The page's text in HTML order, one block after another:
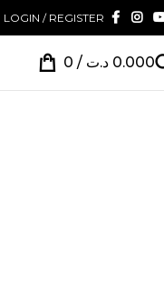
LOGIN / REGISTER
0 / 0.000 د.ت